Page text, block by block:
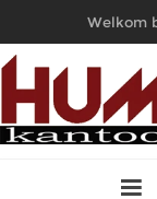
Welkom